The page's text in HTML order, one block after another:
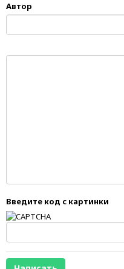
Автор
Введите код с картинки